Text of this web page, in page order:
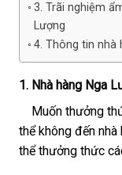
3. Trãi nghiệm
Lượng
4. Thông tin nhà
1. Nhà hàng Nga
Muốn thưởng
thể không đến
thể thưởng thức